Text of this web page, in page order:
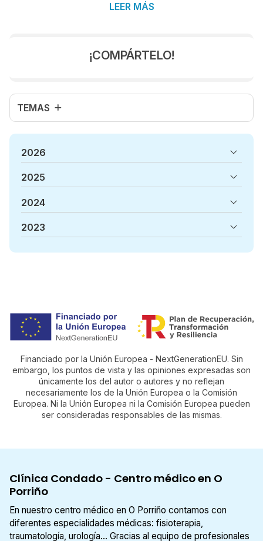
TEMAS
En Clínica Condado ofrecemos servicios de dietética y
potencia nuestras defensas naturales y nos ayuda a
mantenernos saludables durante todo el año. ¡Sigue
LEER MÁS
¡COMPÁRTELO!
2026
2025
2024
2023
Financiado por la Unión Europea - NextGenerationEU. Sin
embargo, los puntos de vista y las opiniones expresadas son
únicamente los del autor o autores y no reflejan
necesariamente los de la Unión Europea o la Comisión
Europea. Ni la Unión Europea ni la Comisión Europea pueden
ser consideradas responsables de las mismas.
Clínica Condado - Centro médico en O
Porriño
En nuestro centro médico en O Porriño contamos con
diferentes especialidades médicas: fisioterapia,
traumatología, urología... Gracias al equipo de profesionales